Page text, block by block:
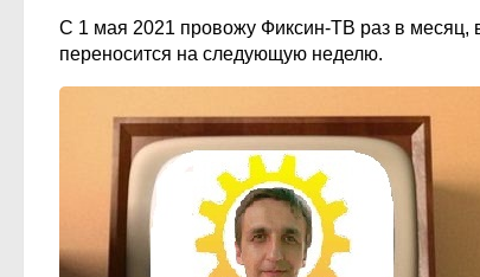
С 1 мая 2021 провожу Фиксин-ТВ раз в месяц,
переносится на следующую неделю.